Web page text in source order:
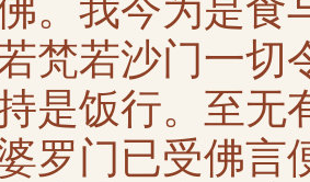
。我今为是食
梵若沙门一切
是饭行。至无
罗门已受佛言